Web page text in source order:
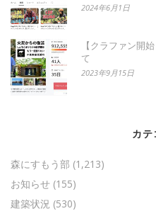
2024年6月1日
【クラファン開
て
2023年9月15日
カテ
森にすもう部 (1,213)
お知らせ (155)
建築状況 (530)